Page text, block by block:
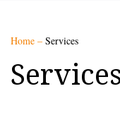
Home – Services
Services